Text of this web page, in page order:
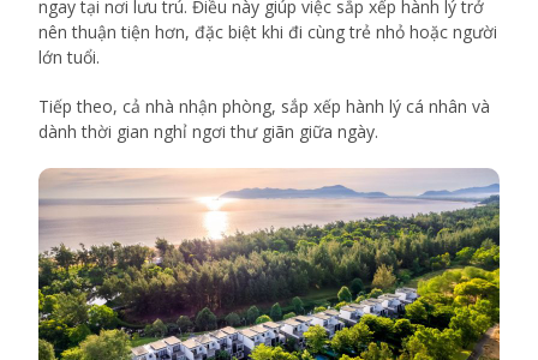
ngay tại nơi lưu trú. Điều này giúp việc sắp xếp hành lý trở
nên thuận tiện hơn, đặc biệt khi đi cùng trẻ nhỏ hoặc người
lớn tuổi.
Tiếp theo, cả nhà nhận phòng, sắp xếp hành lý cá nhân và
dành thời gian nghỉ ngơi thư giãn giữa ngày.